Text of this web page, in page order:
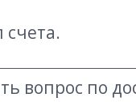
счета.
вопрос по